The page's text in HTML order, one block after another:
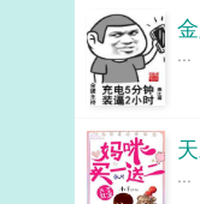
一
终
得
窗
...
...